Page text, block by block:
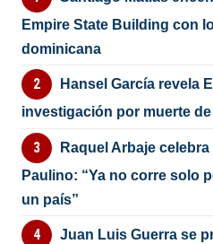
Empire State Building con
dominicana
Hansel García revela
investigación por muerte
Raquel Arbaje
Paulino: “Ya no corre solo
un país”
Juan Luis Guerra se